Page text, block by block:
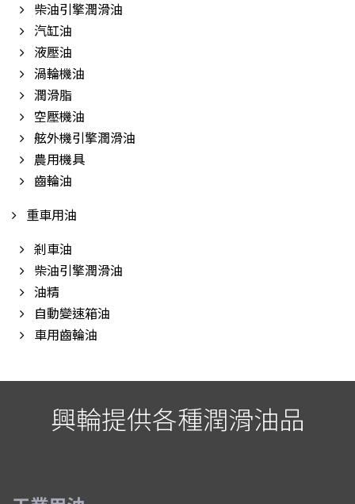
柴油引擎潤滑油
汽缸油
液壓油
渦輪機油
潤滑脂
空壓機油
舷外機引擎潤滑油
農用機具
齒輪油
重車用油
剎車油
柴油引擎潤滑油
油精
自動變速箱油
車用齒輪油
興輪提供各種潤滑油品